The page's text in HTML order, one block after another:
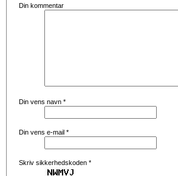
Din kommentar
Din vens navn *
Din vens e-mail *
Skriv sikkerhedskoden *